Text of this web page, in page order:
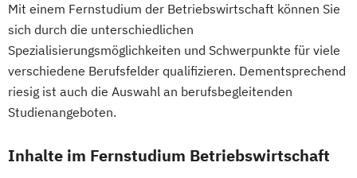
(DE/EN)
Digital Product Management
Digital Transformation Management -
Gesundheitswesen
Digitale Betriebswirtschaftslehre
E-Beratung in der Pädagogik
Mit einem Fernstudium der Betriebswirtschaft können Sie
sich durch die unterschiedlichen
Spezialisierungsmöglichkeiten und Schwerpunkte für viele
verschiedene Berufsfelder qualifizieren. Dementsprechend
riesig ist auch die Auswahl an berufsbegleitenden
Studienangeboten.
Inhalte im Fernstudium Betriebswirtschaft